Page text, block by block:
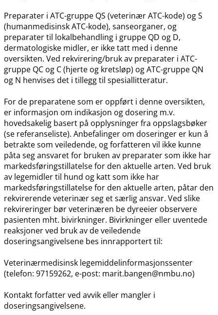
Preparater i ATC-gruppe QS (veterinær ATC-kode) og S
(humanmedisinsk ATC-kode), sanseorganer, og
preparater til lokalbehandling i gruppe QD og D,
dermatologiske midler, er ikke tatt med i denne
oversikten. Ved rekvirering​/​bruk av preparater i ATC-
gruppe QC og C (hjerte og kretsløp) og ATC-gruppe QN
og N henvises det i tillegg til spesiallitteratur.
For de preparatene som er oppført i denne oversikten,
er informasjon om indikasjon og dosering m.v.
hovedsakelig basert på opplysninger fra oppslagsbøker
(se referanseliste). Anbefalinger om doseringer er kun å
betrakte som veiledende, og forfatteren vil ikke kunne
påta seg ansvaret for bruken av preparater som ikke har
markedsføringstillatelse for den aktuelle arten. Ved bruk
av legemidler til hund og katt som ikke har
markedsføringstillatelse for den aktuelle arten, påtar den
rekvirerende veterinær seg et særlig ansvar. Ved slike
rekvireringer bør veterinæren be dyreeier observere
pasienten mht. bivirkninger. Bivirkninger eller uventede
reaksjoner ved bruk av de veiledende
doseringsangivelsene bes innrapportert til:
Veterinærmedisinsk legemiddelinformasjonssenter
(telefon: 97159262, e-post: marit.bangen@nmbu.no)
Kontakt forfatter ved avvik eller mangler i
doseringsangivelsene.